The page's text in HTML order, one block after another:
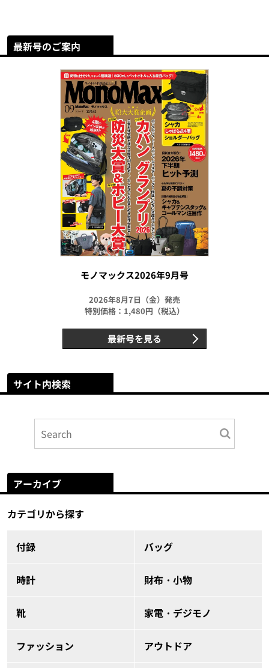
最新号のご案内
モノマックス2026年9月号
2026年8月7日（金）発売
特別価格：1,480円（税込）
最新号を見る
サイト内検索
アーカイブ
カテゴリから探す
付録 バッグ
時計 財布・小物
靴 家電・デジモノ
ファッション アウトドア